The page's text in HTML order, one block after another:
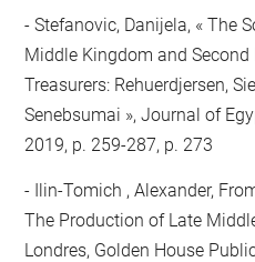
Stefanovic, Danijela, « The
Middle Kingdom and
Treasurers: Rehuerdjersen,
Senebsumai », Journal of
2019, p. 259-287, p. 273
Ilin-Tomich , Alexander,
The Production of Late
Londres, Golden House